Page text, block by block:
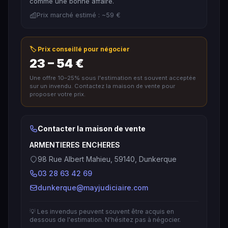
Prix marché estimé : ~59 €
🏷️ Prix conseillé pour négocier
23 – 54 €
Une offre 10–25% sous l'estimation est souvent acceptée
sur un invendu. Contactez la maison de vente pour
proposer votre prix.
Contacter la maison de vente
ARMENTIERES ENCHERES
98 Rue Albert Mahieu, 59140, Dunkerque
03 28 63 42 69
dunkerque@mayjudiciaire.com
💡 Les invendus peuvent souvent être acquis en
dessous de l'estimation. N'hésitez pas à négocier.